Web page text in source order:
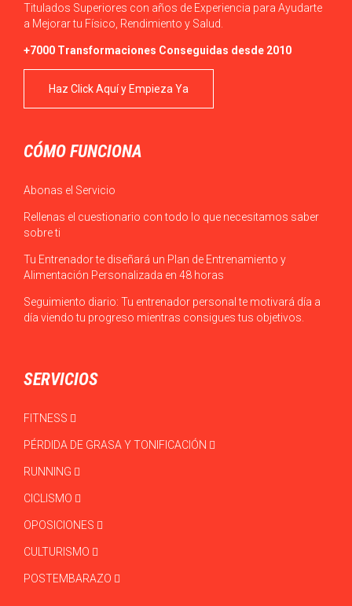
Titulados Superiores con años de Experiencia para Ayudarte
a Mejorar tu Físico, Rendimiento y Salud.
+7000 Transformaciones Conseguidas desde 2010
Haz Click Aquí y Empieza Ya
CÓMO FUNCIONA
Abonas el Servicio
Rellenas el cuestionario con todo lo que necesitamos saber
sobre ti
Tu Entrenador te diseñará un Plan de Entrenamiento y
Alimentación Personalizada en 48 horas
Seguimiento diario: Tu entrenador personal te motivará día a
día viendo tu progreso mientras consigues tus objetivos.
SERVICIOS
FITNESS
PÉRDIDA DE GRASA Y TONIFICACIÓN
RUNNING
CICLISMO
OPOSICIONES
CULTURISMO
POSTEMBARAZO